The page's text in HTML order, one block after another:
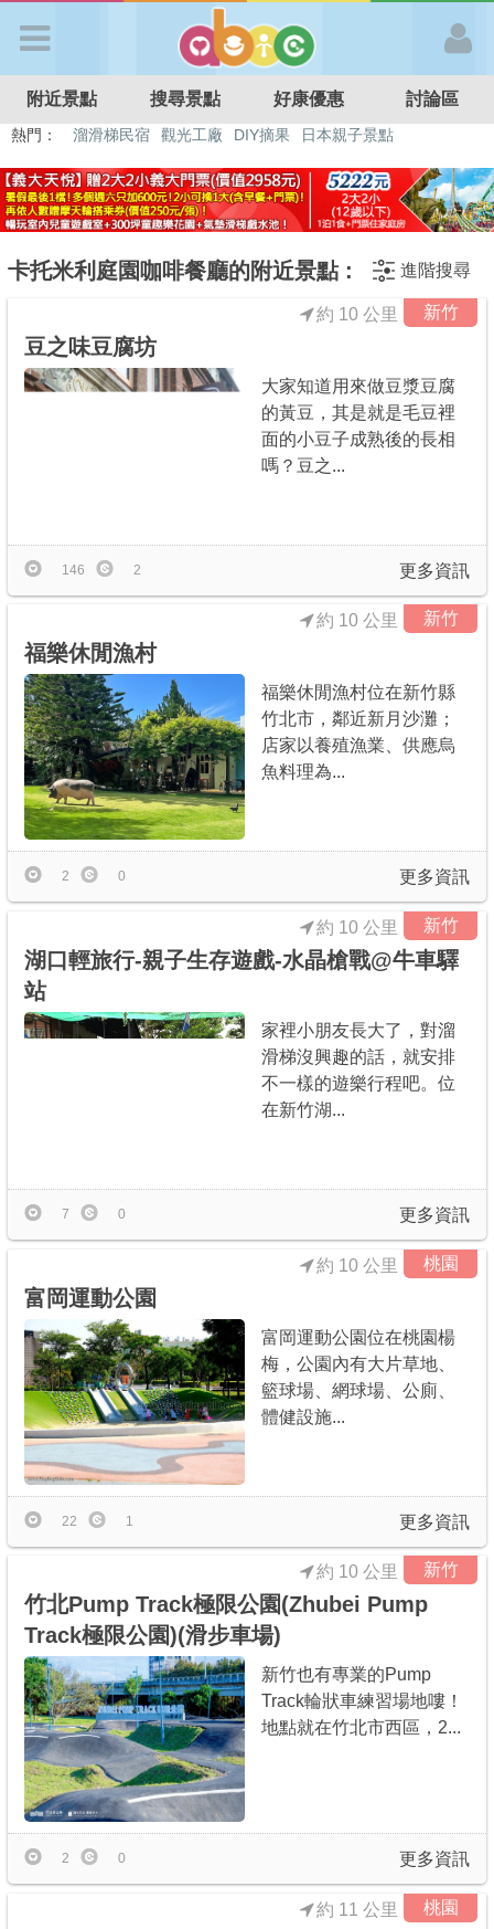
APP登入
首 頁
最新消息
推薦景點
討論區
聯絡我們
APP下載
附近景點 搜尋景點 好康優惠 討論區
熱門： 溜滑梯民宿 觀光工廠 DIY摘果
日本親子景點
卡托米利庭園咖啡餐廳的附近景點 : 進階搜尋
新竹
約 10 公里
豆之味豆腐坊
大家知道用來做豆漿豆腐
的黃豆，其是就是毛豆裡
面的小豆子成熟後的長相
嗎？豆之...
更多資訊
146 2
新竹
約 10 公里
福樂休閒漁村
福樂休閒漁村位在新竹縣
竹北市，鄰近新月沙灘；
店家以養殖漁業、供應烏
魚料理為...
更多資訊
2 0
新竹
約 10 公里
湖口輕旅行-親子生存遊戲-水晶槍戰@牛車驛
站
家裡小朋友長大了，對溜
滑梯沒興趣的話，就安排
不一樣的遊樂行程吧。位
在新竹湖...
更多資訊
7 0
桃園
約 10 公里
富岡運動公園
富岡運動公園位在桃園楊
梅，公園內有大片草地、
籃球場、網球場、公廁、
體健設施...
更多資訊
22 1
新竹
約 10 公里
竹北Pump Track極限公園(Zhubei Pump
Track極限公園)(滑步車場)
新竹也有專業的Pump
Track輪狀車練習場地嘍！
地點就在竹北市西區，2...
更多資訊
2 0
桃園
約 11 公里